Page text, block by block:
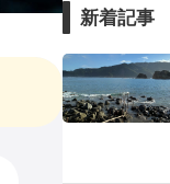
新着記事